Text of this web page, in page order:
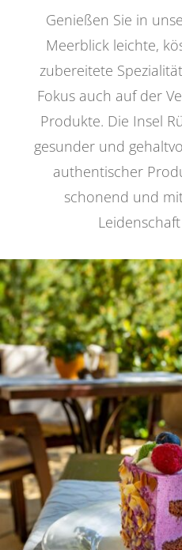
Genießen Sie in
Meerblick leichte,
zubereitete
Fokus auch auf der
Produkte. Die Insel
gesunder und
authentischer
schonend und